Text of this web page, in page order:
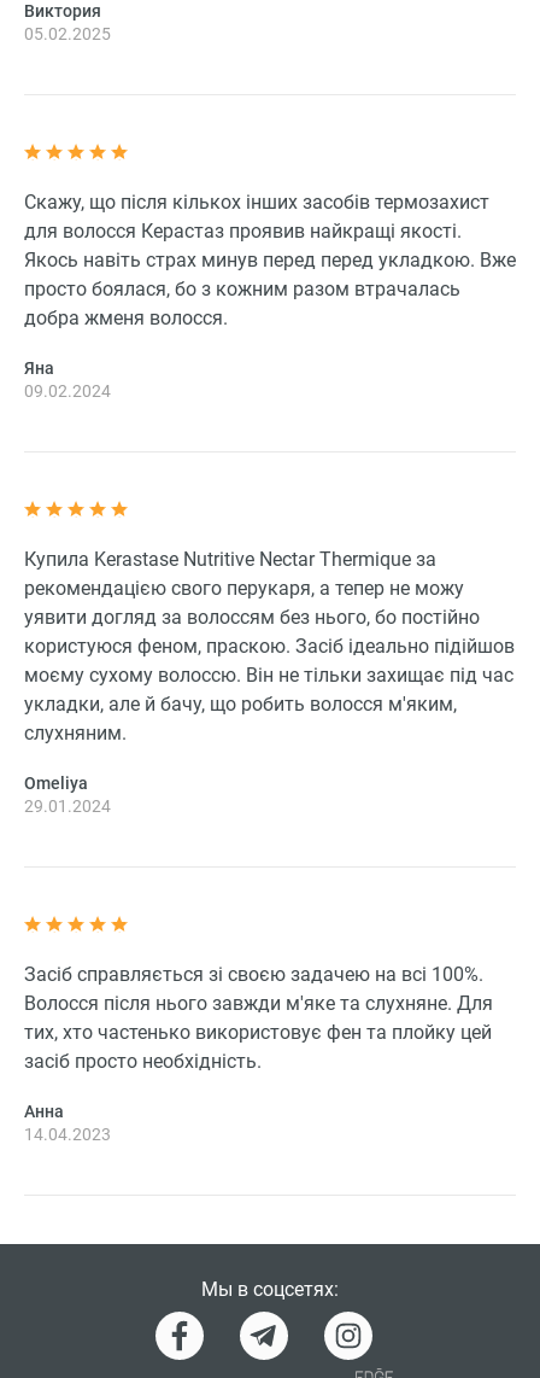
Виктория
05.02.2025
Скажу, що після кількох інших засобів термозахист
для волосся Керастаз проявив найкращі якості.
Якось навіть страх минув перед перед укладкою. Вже
просто боялася, бо з кожним разом втрачалась
добра жменя волосся.
Яна
09.02.2024
Купила Kerastase Nutritive Nectar Thermique за
рекомендацією свого перукаря, а тепер не можу
уявити догляд за волоссям без нього, бо постійно
користуюся феном, праскою. Засіб ідеально підійшов
моєму сухому волоссю. Він не тільки захищає під час
укладки, але й бачу, що робить волосся м'яким,
слухняним.
Omeliya
29.01.2024
Засіб справляється зі своєю задачею на всі 100%.
Волосся після нього завжди м'яке та слухняне. Для
тих, хто частенько використовує фен та плойку цей
засіб просто необхідність.
Анна
14.04.2023
Мы в соцсетях: